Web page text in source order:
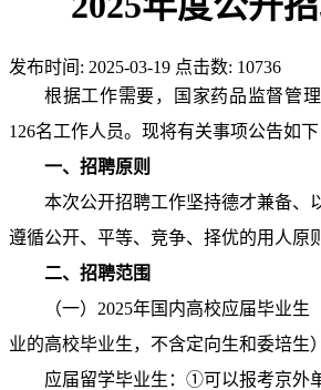
发布时间: 2025-03-19 点击数: 10736
根据工作需要，国家药品监督管
126名工作人员。现将有关事项公告如下
一、招聘原则
本次公开招聘工作坚持德才兼备、以
遵循公开、平等、竞争、择优的用人原
二、招聘范围
（一）2025年国内高校应届毕业生
业的高校毕业生，不含定向生和委培生
应届留学毕业生：①可以报考京外单